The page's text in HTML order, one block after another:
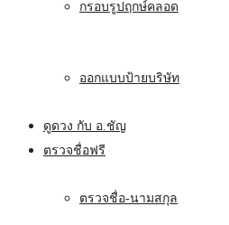
กรอบรูปฤกษ์คลอด
ออกแบบป้ายบริษัท
ดูดวง กับ อ.ชัญ
ตรวจชื่อฟรี
ตรวจชื่อ-นามสกุล